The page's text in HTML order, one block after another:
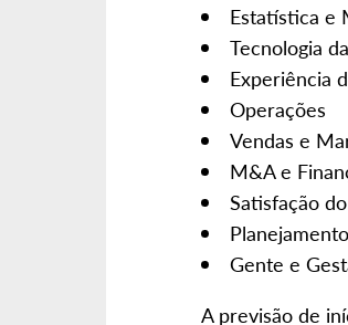
Estatística e
Tecnologia
Experiência
Operações
Vendas e
M&A e
Satisfação
Gente e
A previsão de